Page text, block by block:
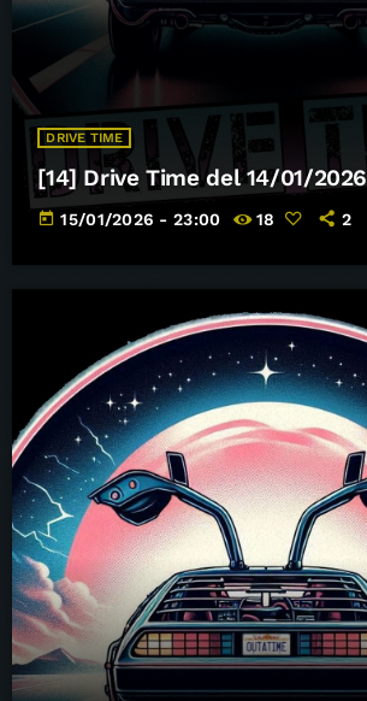
DRIVE TIME
[14] Drive Time del 14/01/2026
today 15/01/2026 - 23:00 18 2